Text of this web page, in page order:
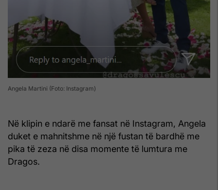
Angela Martini (Foto: Instagram)
Në klipin e ndarë me fansat në Instagram, Angela
duket e mahnitshme në një fustan të bardhë me
pika të zeza në disa momente të lumtura me
Dragos.